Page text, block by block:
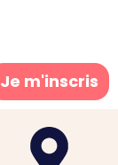
Je m'inscris